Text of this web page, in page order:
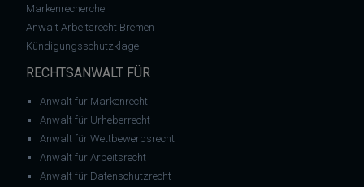
Markenrecherche
Anwalt Arbeitsrecht Bremen
Kündigungsschutzklage
RECHTSANWALT FÜR
Anwalt für Markenrecht
Anwalt für Urheberrecht
Anwalt für Wettbewerbsrecht
Anwalt für Arbeitsrecht
Anwalt für Datenschutzrecht